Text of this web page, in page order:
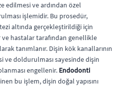
edilmesi ve ardından özel
işlemidir. Bu prosedür,
altında gerçekleştirildiği için
hastalar tarafından genellikle
tanımlanır. Dişin kök kanallarının
ve doldurulması sayesinde dişin
engellenir. Endodonti
bu işlem, dişin doğal yapısını